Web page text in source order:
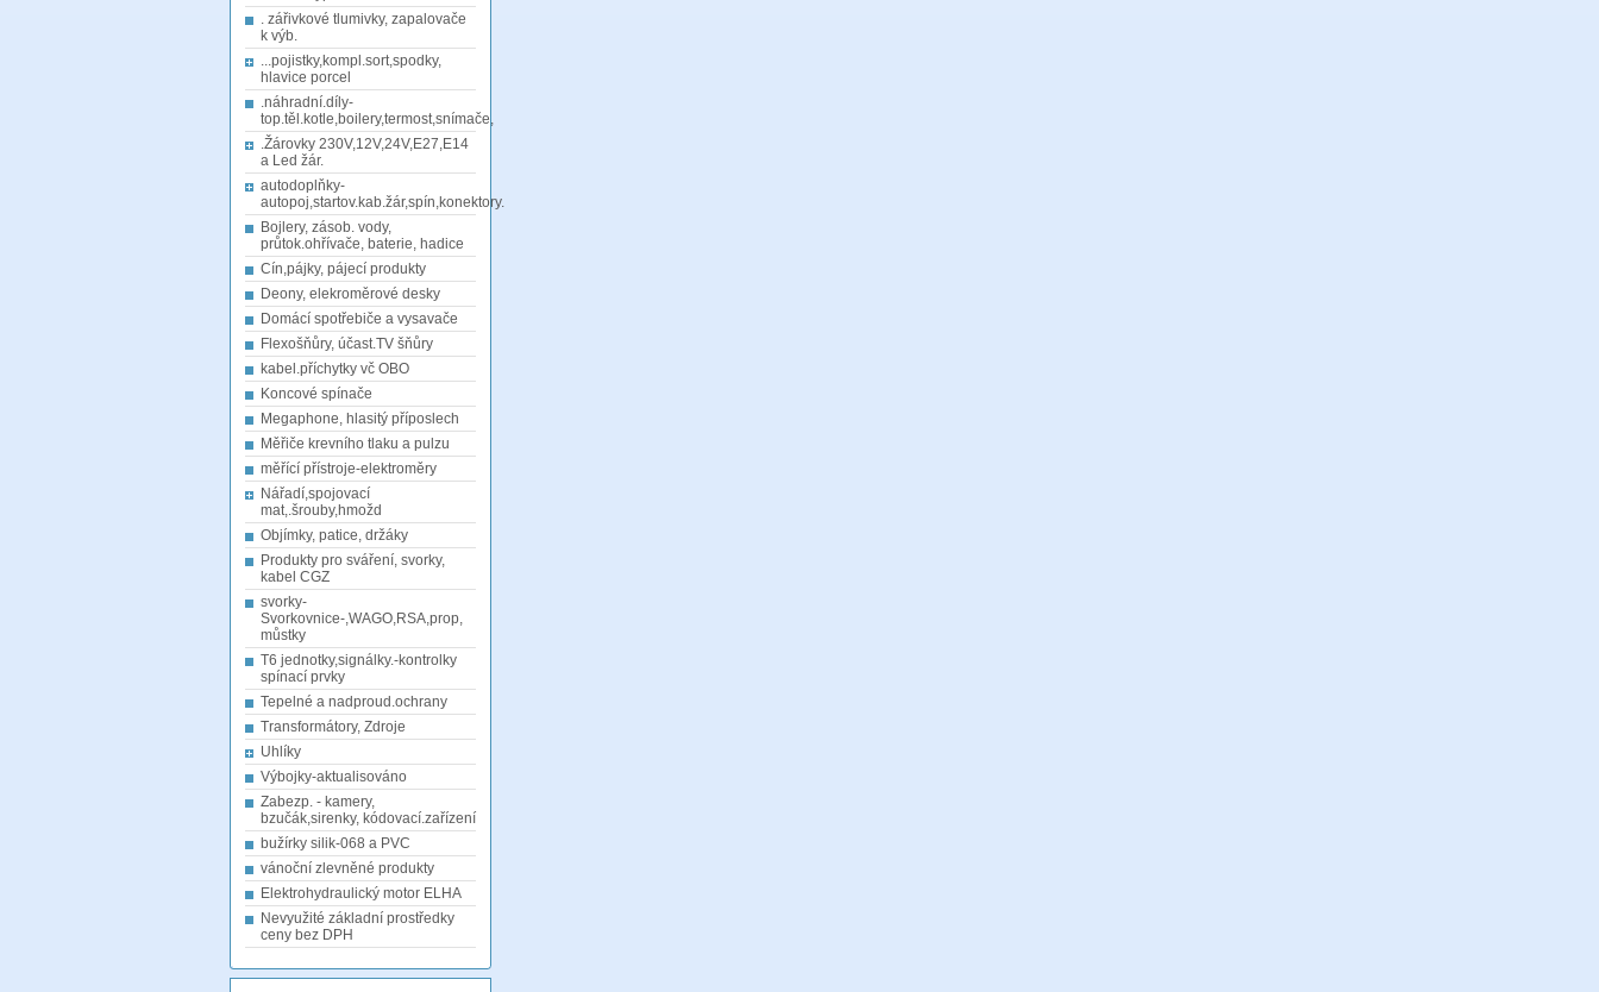
. zářivkové tlumivky, zapalovače
k výb.
...pojistky,kompl.sort,spodky,
hlavice porcel
.náhradní.díly-
top.těl.kotle,boilery,termost,snímače,
.Žárovky 230V,12V,24V,E27,E14
a Led žár.
autodoplňky-
autopoj,startov.kab.žár,spín,konektory.
Bojlery, zásob. vody,
průtok.ohřívače, baterie, hadice
Cín,pájky, pájecí produkty
Deony, elekroměrové desky
Domácí spotřebiče a vysavače
Flexošňůry, účast.TV šňůry
kabel.příchytky vč OBO
Koncové spínače
Megaphone, hlasitý příposlech
Měřiče krevního tlaku a pulzu
měřící přístroje-elektroměry
Nářadí,spojovací
mat,.šrouby,hmožd
Objímky, patice, držáky
Produkty pro sváření, svorky,
kabel CGZ
svorky-
Svorkovnice-,WAGO,RSA,prop,
můstky
T6 jednotky,signálky.-kontrolky
spínací prvky
Tepelné a nadproud.ochrany
Transformátory, Zdroje
Uhlíky
Výbojky-aktualisováno
Zabezp. - kamery,
bzučák,sirenky, kódovací.zařízení
bužírky silik-068 a PVC
vánoční zlevněné produkty
Elektrohydraulický motor ELHA
Nevyužité základní prostředky
ceny bez DPH